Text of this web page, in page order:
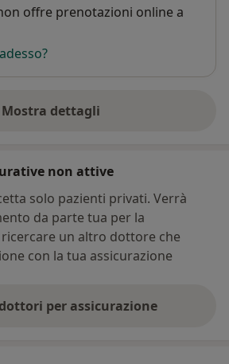
offre prenotazioni online a
Mostra dettagli
sull'indirizzo
non attive
solo pazienti privati. Verrà
da parte tua per la
un altro dottore che
con la tua assicurazione
per assicurazione